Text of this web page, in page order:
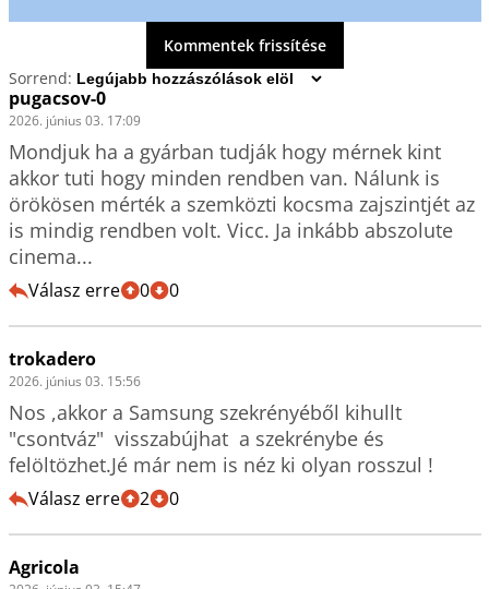
Kommentek frissítése
Sorrend:
pugacsov-0
2026. június 03. 17:09
Mondjuk ha a gyárban tudják hogy mérnek kint
akkor tuti hogy minden rendben van. Nálunk is
örökösen mérték a szemközti kocsma zajszintjét az
is mindig rendben volt. Vicc. Ja inkább abszolute
cinema...
Válasz erre 0 0
trokadero
2026. június 03. 15:56
Nos ,akkor a Samsung szekrényéből kihullt
"csontváz"  visszabújhat  a szekrénybe és
felöltözhet.Jé már nem is néz ki olyan rosszul !
Válasz erre 2 0
Agricola